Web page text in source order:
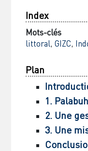
Index
Mots-clés
littoral, GIZC,
Plan
1.
2. Une
3. Une